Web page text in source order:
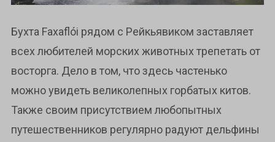
Бухта Faxaflói рядом с Рейкьявиком заставляет
всех любителей морских животных трепетать от
восторга. Дело в том, что здесь частенько
можно увидеть великолепных горбатых китов.
Также своим присутствием любопытных
путешественников регулярно радуют дельфины